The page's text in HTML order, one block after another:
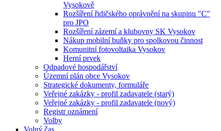
Vysokově
Rozšíření řidičského oprávnění na skupinu "C"
pro JPO
Rozšíření zázemí a klubovny SK Vysokov
Nákup mobilní buňky pro spolkovou činnost
Komunitní fotovoltaika Vysokov
Herní prvek
Odpadové hospodářství
Územní plán obce Vysokov
Strategické dokumenty, formuláře
Veřejné zakázky - profil zadavatele (starý)
Veřejné zakázky - profil zadavatele (nový)
Registr oznámení
Volby
Volný čas